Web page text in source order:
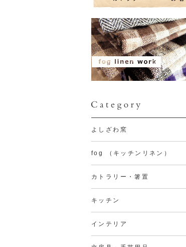
よしざわ窯
fog （キッチンリネン）
カトラリー・箸置
キッチン
インテリア